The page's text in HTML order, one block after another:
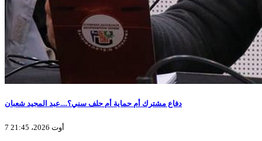
دفاع مشترك أم حماية أم حلف سني؟....عبد المجيد شعبان
7 أوت 2026، 21:45